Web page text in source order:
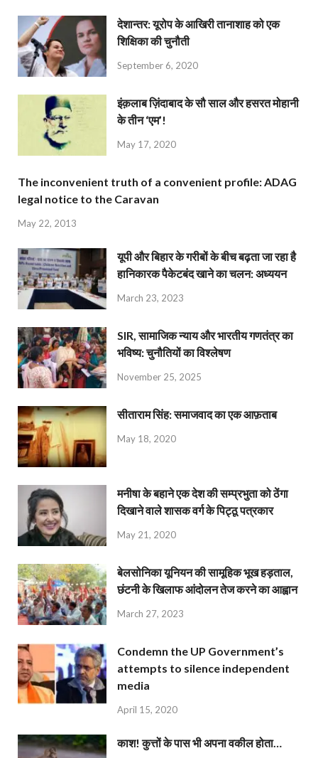
देशान्‍तर: यूरोप के आखिरी तानाशाह को एक
शिक्षिका की चुनौती
September 6, 2020
इंक़लाब ज़िंदाबाद के सौ साल और हसरत मोहानी
के तीन ‘एम’!
May 17, 2020
The inconvenient truth of a convenient profile: ADAG
legal notice to the Caravan
May 22, 2013
यूपी और बिहार के गरीबों के बीच बढ़ता जा रहा है
हानिकारक पैकेटबंद खाने का चलन: अध्ययन
March 23, 2023
SIR, सामाजिक न्याय और भारतीय गणतंत्र का
भविष्य: चुनौतियों का विश्लेषण
November 25, 2025
सीताराम सिंह: समाजवाद का एक आफ़ताब
May 18, 2020
मनीषा के बहाने एक देश की सम्प्रभुता को ठेंगा
दिखाने वाले शासक वर्ग के पिट्ठू पत्रकार
May 21, 2020
बेलसोनिका यूनियन की सामूहिक भूख हड़ताल,
छंटनी के खिलाफ आंदोलन तेज करने का आह्वान
March 27, 2023
Condemn the UP Government’s
attempts to silence independent
media
April 15, 2020
काश! कुत्तों के पास भी अपना वकील होता…